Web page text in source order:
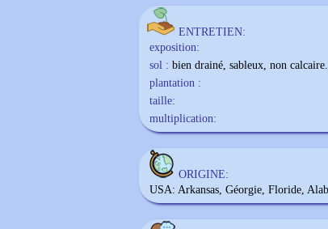
ENTRETIEN:
exposition:
sol : bien drainé, sableux, non calcaire.
plantation :
taille:
multiplication:
ORIGINE:
USA: Arkansas, Géorgie, Floride,